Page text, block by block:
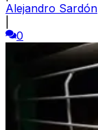
Alejandro Sardón
0